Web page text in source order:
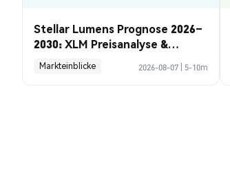
Stellar Lumens Prognose 2026–
2030: XLM Preisanalyse &
Chancen
Markteinblicke 2026-08-07 5-10m